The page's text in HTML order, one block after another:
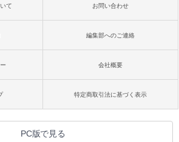
て お問い合わせ
編集部へのご連絡
会社概要
特定商取引法に基づく表示
PC版で見る